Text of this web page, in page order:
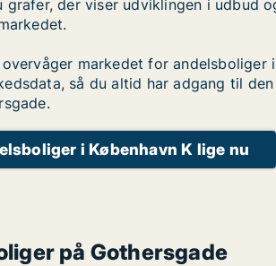
der viser udviklingen i udbud
markedet for andelsboliger
så du altid har adgang til
i København K lige nu
på Gothersgade